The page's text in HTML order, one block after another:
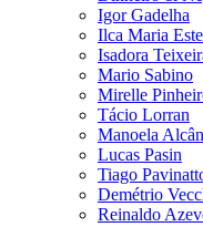
Igor Gadelha
Ilca Maria
Isadora
Mario Sabino
Mirelle
Tácio Lorran
Manoela
Lucas Pasin
Tiago
Demétrio
Reinaldo